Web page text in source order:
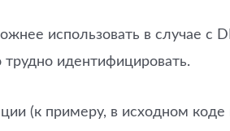
использовать в случае с
идентифицировать.
(к примеру, в исходном